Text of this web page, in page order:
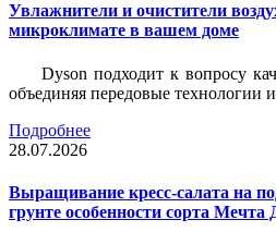
Увлажнители и очистители
микроклимате в вашем доме
Dyson подходит к вопросу
объединяя передовые технологии
Подробнее
28.07.2026
Выращивание кресс-салата на
грунте особенности сорта Мечта